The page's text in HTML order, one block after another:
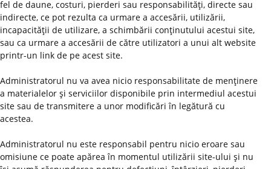
fel de daune, costuri, pierderi sau responsabilităţi, directe sau
indirecte, ce pot rezulta ca urmare a accesării, utilizării,
incapacităţii de utilizare, a schimbării conţinutului acestui site,
sau ca urmare a accesării de către utilizatori a unui alt website
printr-un link de pe acest site.
Administratorul nu va avea nicio responsabilitate de menţinere
a materialelor şi serviciilor disponibile prin intermediul acestui
site sau de transmitere a unor modificări în legătură cu
acestea.
Administratorul nu este responsabil pentru nicio eroare sau
omisiune ce poate apărea în momentul utilizării site-ului şi nu